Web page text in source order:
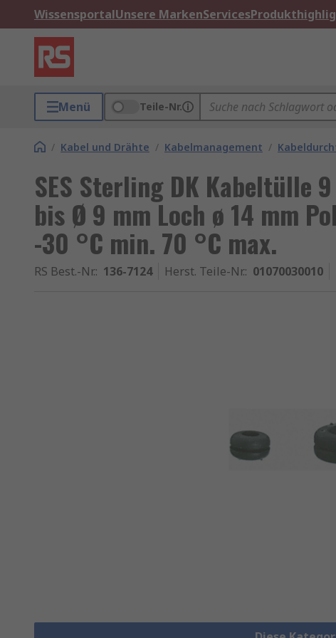
WissensportalUnsere MarkenServices
Menü Teile-Nr.
/ Kabel und Drähte / Kabelmanagement /
SES Sterling DK Kabeltülle
bis Ø 9 mm Loch ø 14 mm
-30 °C min. 70 °C max.
RS Best.-Nr.: 136-7124 Herst. Teile-Nr.: 01070030010